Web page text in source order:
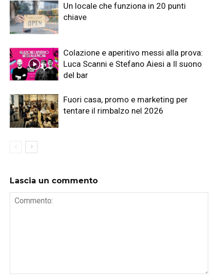
Un locale che funziona in 20 punti
chiave
Colazione e aperitivo messi alla prova:
Luca Scanni e Stefano Aiesi a Il suono
del bar
Fuori casa, promo e marketing per
tentare il rimbalzo nel 2026
Lascia un commento